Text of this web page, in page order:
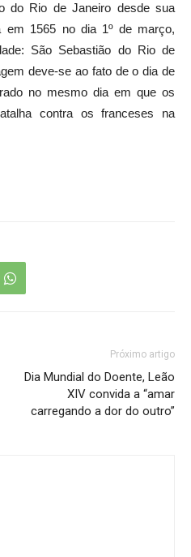
do Rio de Janeiro desde sua
em 1565 no dia 1º de março,
São Sebastião do Rio de
deve-se ao fato de o dia de
no mesmo dia em que os
contra os franceses na
Próximo artigo
Dia Mundial do Doente, Leão
XIV convida a “amar
carregando a dor do outro”